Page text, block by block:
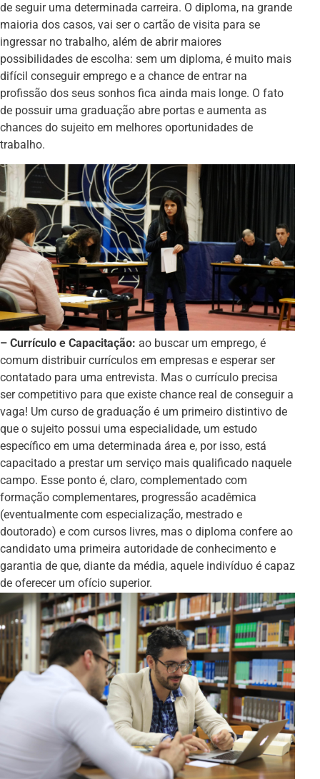
de seguir uma determinada carreira. O diploma, na grande
maioria dos casos, vai ser o cartão de visita para se
ingressar no trabalho, além de abrir maiores
possibilidades de escolha: sem um diploma, é muito mais
difícil conseguir emprego e a chance de entrar na
profissão dos seus sonhos fica ainda mais longe. O fato
de possuir uma graduação abre portas e aumenta as
chances do sujeito em melhores oportunidades de
trabalho.
– Currículo e Capacitação: ao buscar um emprego, é
comum distribuir currículos em empresas e esperar ser
contatado para uma entrevista. Mas o currículo precisa
ser competitivo para que existe chance real de conseguir a
vaga! Um curso de graduação é um primeiro distintivo de
que o sujeito possui uma especialidade, um estudo
específico em uma determinada área e, por isso, está
capacitado a prestar um serviço mais qualificado naquele
campo. Esse ponto é, claro, complementado com
formação complementares, progressão acadêmica
(eventualmente com especialização, mestrado e
doutorado) e com cursos livres, mas o diploma confere ao
candidato uma primeira autoridade de conhecimento e
garantia de que, diante da média, aquele indivíduo é capaz
de oferecer um ofício superior.